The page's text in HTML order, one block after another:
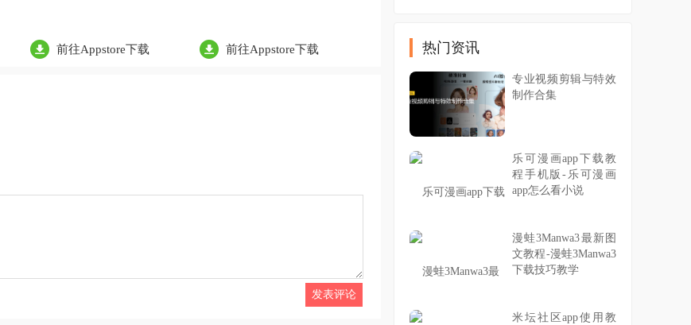
前往Appstore下载 前往Appstore下载 热门资讯
专业视频剪辑与特效
制作合集
乐可漫画app下载教
程手机版-乐可漫画
app怎么看小说
漫蛙3Manwa3最新图
文教程-漫蛙3Manwa3
下载技巧教学
米坛社区app使用教